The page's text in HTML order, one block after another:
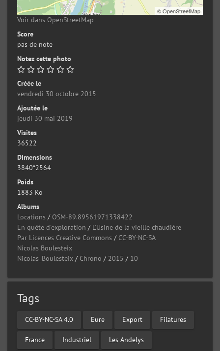
©OpenStreetMap
Voir dans OpenStreetMap
Score
pas de note
Notez cette photo
Créée le
vendredi 30 octobre 2015
Ajoutée le
jeudi 30 mai 2019
Visites
36522
Dimensions
3840*2564
Poids
1883 Ko
Albums
Locations / OSM-89.89561971338422
En quête d'exploration / L'Usine de la vieille chaudière
Par Licences Creative Commons / CC-BY-NC-SA
Nicolas Boulesteix
Nicolas_Boulesteix / Chrono / 2015 / 10
Tags
CC-BY-NC-SA 4.0 Eure Export Filatures
France Industriel Les Andelys